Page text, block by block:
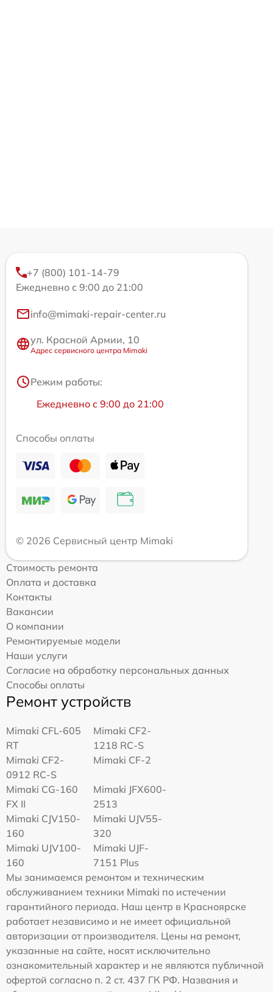
+7 (800) 101-14-79
Ежедневно с 9:00 до 21:00
info@mimaki-repair-center.ru
ул. Красной Армии, 10
Адрес сервисного центра Mimaki
Режим работы:
Ежедневно с 9:00 до 21:00
Способы оплаты
© 2026 Сервисный центр Mimaki
Стоимость ремонта
Оплата и доставка
Контакты
Вакансии
О компании
Ремонтируемые модели
Наши услуги
Согласие на обработку персональных данных
Способы оплаты
Ремонт устройств
Mimaki CFL-605
RT
Mimaki CF2-
1218 RC-S
Mimaki CF2-
0912 RC-S
Mimaki CF-2
Mimaki CG-160
FX II
Mimaki JFX600-
2513
Mimaki СJV150-
160
Mimaki UJV55-
320
Mimaki UJV100-
160
Mimaki UJF-
7151 Plus
Мы занимаемся ремонтом и техническим
обслуживанием техники Mimaki по истечении
гарантийного периода. Наш центр в Красноярске
работает независимо и не имеет официальной
авторизации от производителя. Цены на ремонт,
указанные на сайте, носят исключительно
ознакомительный характер и не являются публичной
офертой согласно п. 2 ст. 437 ГК РФ. Названия и